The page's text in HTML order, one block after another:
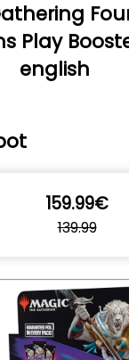
Play
english
159.99€
139.99